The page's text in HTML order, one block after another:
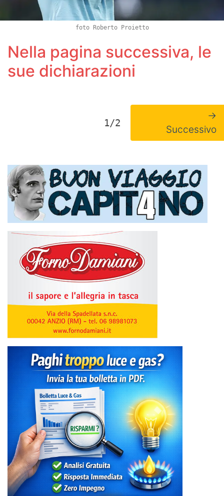
foto Roberto Proietto
Nella pagina successiva, le
sue dichiarazioni
1/2
→
Successivo